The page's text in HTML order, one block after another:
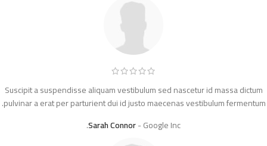
Suscipit a suspendisse aliquam vestibulum sed nascetur id massa dictum
pulvinar a erat per parturient dui id justo maecenas vestibulum fermentum.
Sarah Connor Google Inc.